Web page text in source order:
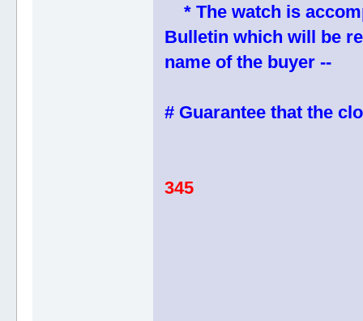
* The watch is
Bulletin which will be
name of the buyer --
# Guarantee that the
345